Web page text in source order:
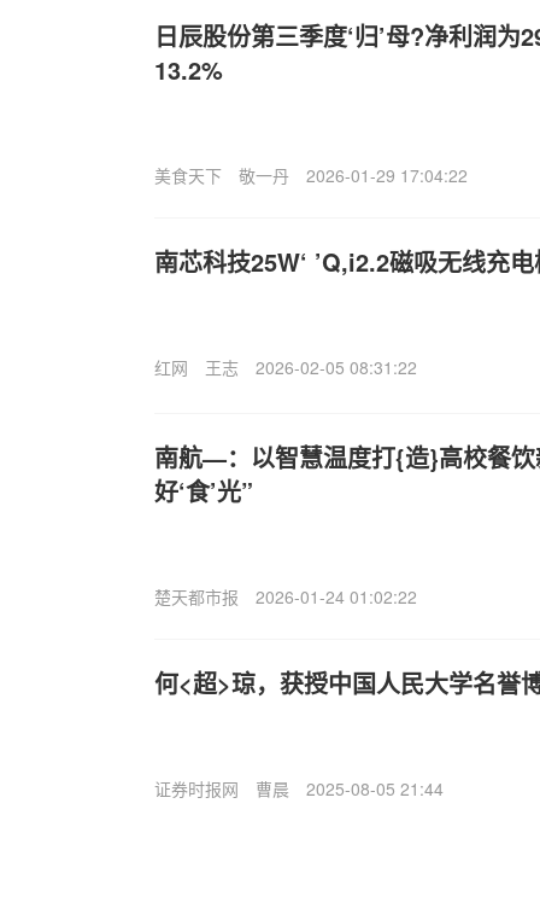
日辰股份第三季度‘归’母?净利润为
13.2%
美食天下 敬一丹 2026-01-29 17:04:22
南芯科技25W‘ ’Q,i2.2磁吸无线充
红网 王志 2026-02-05 08:31:22
南航—：以智慧温度打{造}高校餐
好‘食’光”
楚天都市报 2026-01-24 01:02:22
何<超>琼，获授中国人民大学名誉
证券时报网 曹晨 2025-08-05 21:44